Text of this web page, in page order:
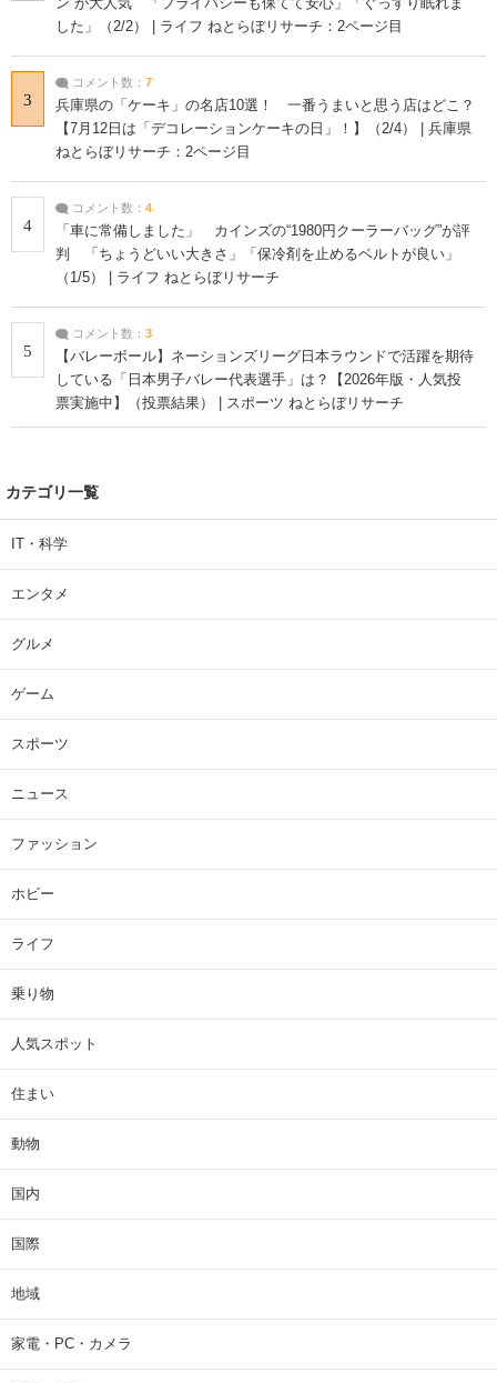
ン”が大人気 「プライバシーも保てて安心」「ぐっすり眠れま
した」（2/2） | ライフ ねとらぼリサーチ：2ページ目
3
コメント数： 7
兵庫県の「ケーキ」の名店10選！ 一番うまいと思う店はどこ？
【7月12日は「デコレーションケーキの日」！】（2/4） | 兵庫県
ねとらぼリサーチ：2ページ目
4
コメント数： 4
「車に常備しました」 カインズの“1980円クーラーバッグ”が評
判 「ちょうどいい大きさ」「保冷剤を止めるベルトが良い」
（1/5） | ライフ ねとらぼリサーチ
5
コメント数： 3
【バレーボール】ネーションズリーグ日本ラウンドで活躍を期待
している「日本男子バレー代表選手」は？【2026年版・人気投
票実施中】（投票結果） | スポーツ ねとらぼリサーチ
カテゴリ一覧
IT・科学
エンタメ
グルメ
ゲーム
スポーツ
ニュース
ファッション
ホビー
ライフ
乗り物
人気スポット
住まい
動物
国内
国際
地域
家電・PC・カメラ